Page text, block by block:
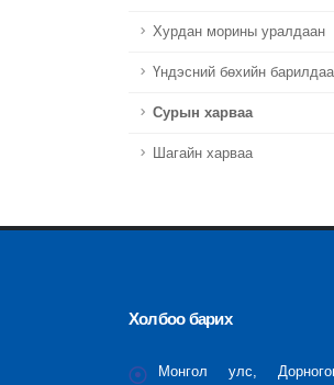
Хурдан морины уралдаан
Үндэсний бөхийн
Сурын харваа
Шагайн харваа
Холбоо барих
Монгол улс,